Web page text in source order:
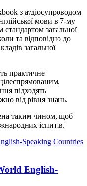
з аудіосупроводом
мови в 7-му
загальної
та відповідно до
загальної
практичне
підходять
від рівня знань.
таким чином, щоб
іспитів.
English-